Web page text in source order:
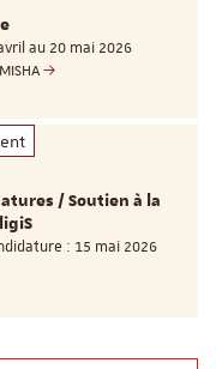
au 20 mai 2026
/ Soutien à la
: 15 mai 2026